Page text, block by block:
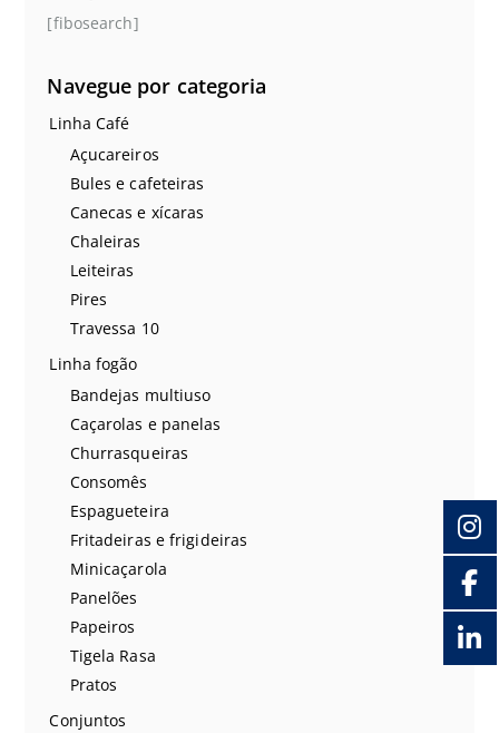
[fibosearch]
Navegue por categoria
Linha Café
Açucareiros
Bules e cafeteiras
Canecas e xícaras
Chaleiras
Leiteiras
Pires
Travessa 10
Linha fogão
Bandejas multiuso
Caçarolas e panelas
Churrasqueiras
Consomês
Espagueteira
Fritadeiras e frigideiras
Minicaçarola
Panelões
Papeiros
Tigela Rasa
Pratos
Conjuntos